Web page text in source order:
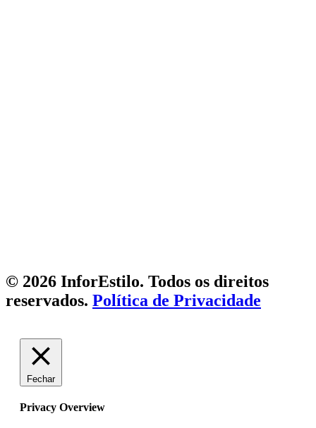
© 2026 InforEstilo. Todos os direitos
reservados. Política de Privacidade
Fechar
Privacy Overview